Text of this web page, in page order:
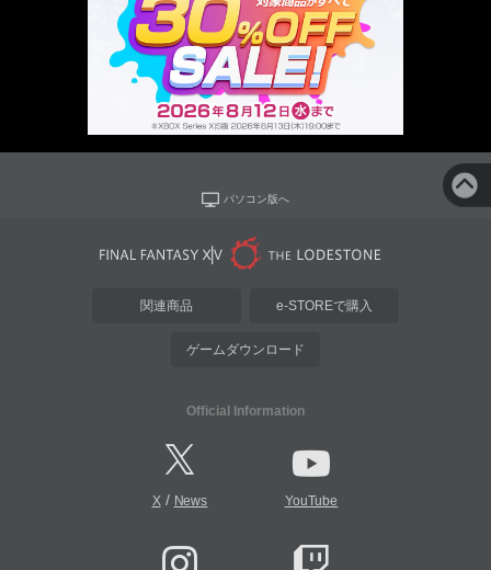
パソコン版へ
関連商品 e-STOREで購入
ゲームダウンロード
Official Information
X/ News YouTube